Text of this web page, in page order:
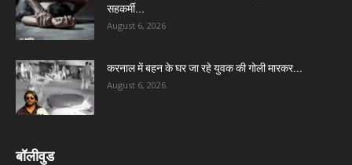
सहकर्मी...
August 6, 2026
करनाल में बहन के घर जा रहे युवक की गोली मारकर...
August 6, 2026
बॉलीवुड